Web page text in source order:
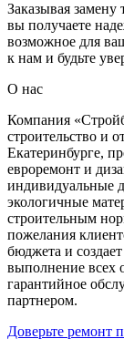
Заказывая
вы получаете
возможное для
к нам и будьте
О нас
Компания
строительство и
Екатеринбурге,
евроремонт и
индивидуальные
экологичные
строительным
пожелания
бюджета и
выполнение всех
гарантийное
партнером.
Доверьте ремонт